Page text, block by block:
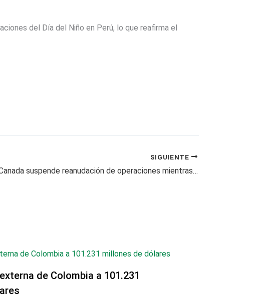
del Día del Niño en Perú, lo que reafirma el
SIGUIENTE
Air Canada suspende reanudación de operaciones mientras continúa huelga de auxiliares de vuelo
de Colombia a 101.231